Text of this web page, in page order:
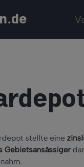
stellte eine
Gebietsansässiger